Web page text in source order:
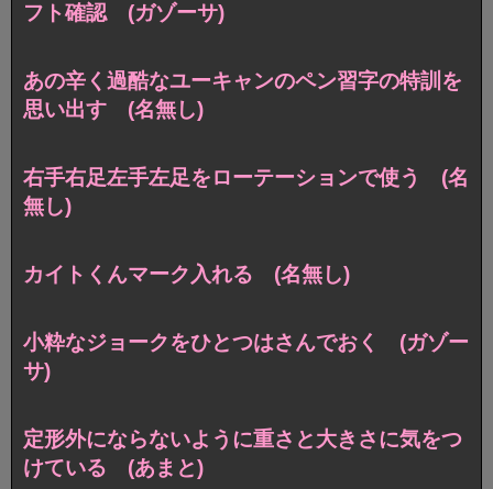
フト確認 (ガゾーサ)
あの辛く過酷なユーキャンのペン習字の特訓を
思い出す (名無し)
右手右足左手左足をローテーションで使う (名
無し)
カイトくんマーク入れる (名無し)
小粋なジョークをひとつはさんでおく (ガゾー
サ)
定形外にならないように重さと大きさに気をつ
けている (あまと)